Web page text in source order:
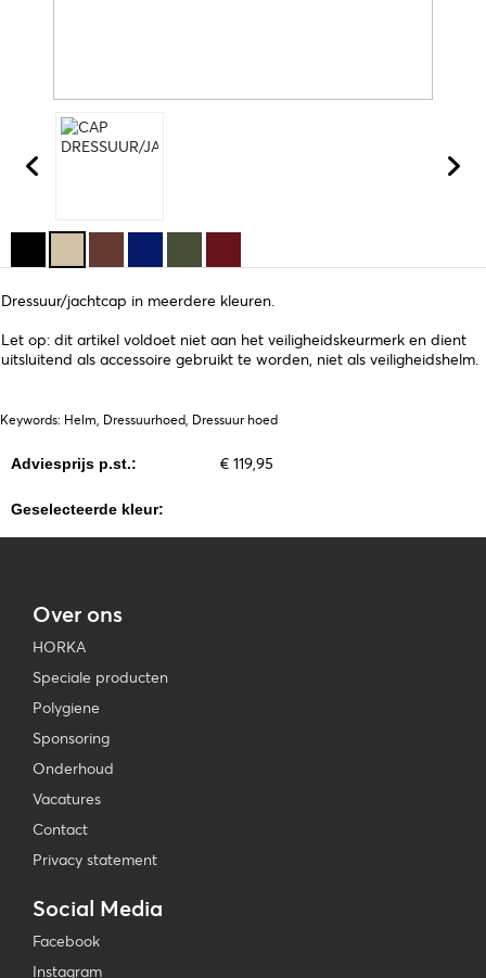
Dressuur/jachtcap in meerdere kleuren.
Let op: dit artikel voldoet niet aan het veiligheidskeurmerk en dient
uitsluitend als accessoire gebruikt te worden, niet als veiligheidshelm.
Keywords: Helm, Dressuurhoed, Dressuur hoed
Adviesprijs p.st.: € 119,95
Geselecteerde kleur:
Over ons
HORKA
Speciale producten
Polygiene
Sponsoring
Onderhoud
Vacatures
Contact
Privacy statement
Social Media
Facebook
Instagram